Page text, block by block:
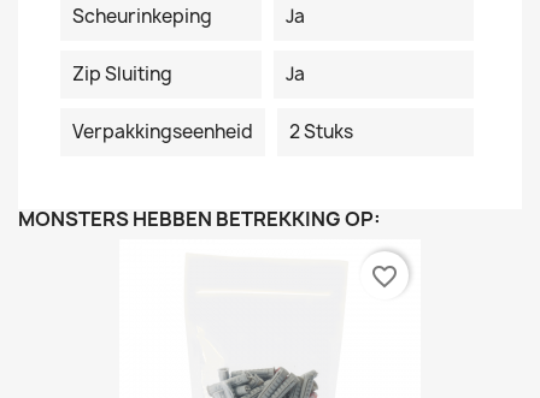
Scheurinkeping Ja
Zip Sluiting Ja
Verpakkingseenheid 2 Stuks
MONSTERS HEBBEN BETREKKING OP:
favorite_border